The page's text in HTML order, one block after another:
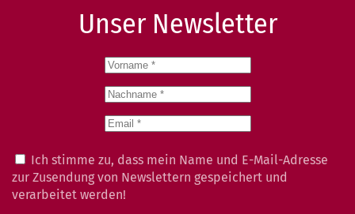
Unser Newsletter
Ich stimme zu, dass mein Name und E-Mail-Adresse
zur Zusendung von Newslettern gespeichert und
verarbeitet werden!